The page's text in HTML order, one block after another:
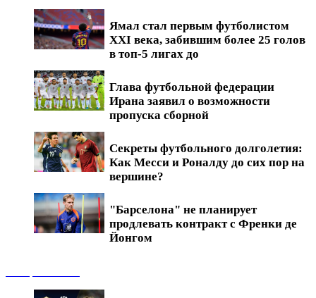
Ямал стал первым футболистом
XXI века, забившим более 25 голов
в топ-5 лигах до
Глава футбольной федерации
Ирана заявил о возможности
пропуска сборной
Секреты футбольного долголетия:
Как Месси и Роналду до сих пор на
вершине?
"Барселона" не планирует
продлевать контракт с Френки де
Йонгом